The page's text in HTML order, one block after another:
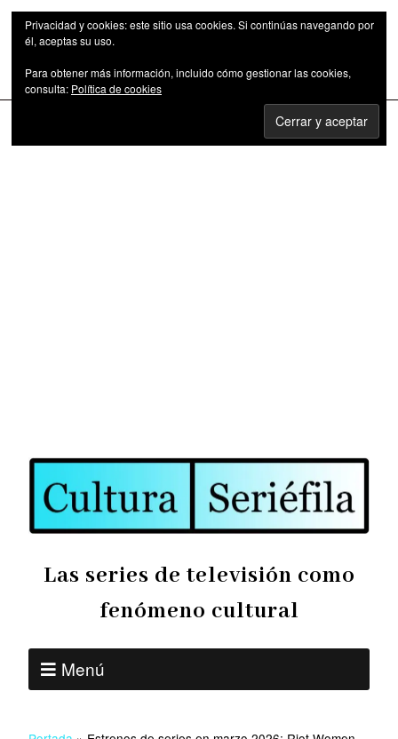
Las series de televisión como fenómeno cultural
Las series de televisión como
fenómeno cultural
Menú
Privacidad y cookies: este sitio usa cookies. Si continúas navegando por
él, aceptas su uso.
Para obtener más información, incluido cómo gestionar las cookies,
consulta: Política de cookies